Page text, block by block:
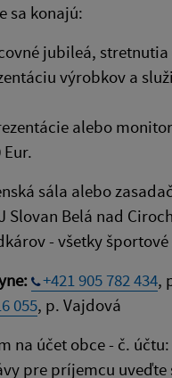
sa konajú:
jubileá,
výrobkov a
alebo
sála alebo
Slovan Belá nad
- všetky
+421 905 782 434,
055, p. Vajdová
na účet obce - č. účtu:
pre príjemcu uveďte